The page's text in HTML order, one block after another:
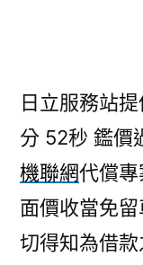
日立服務站
分 52秒 鑑價
機聯網代償
面價收當免
切得知為借